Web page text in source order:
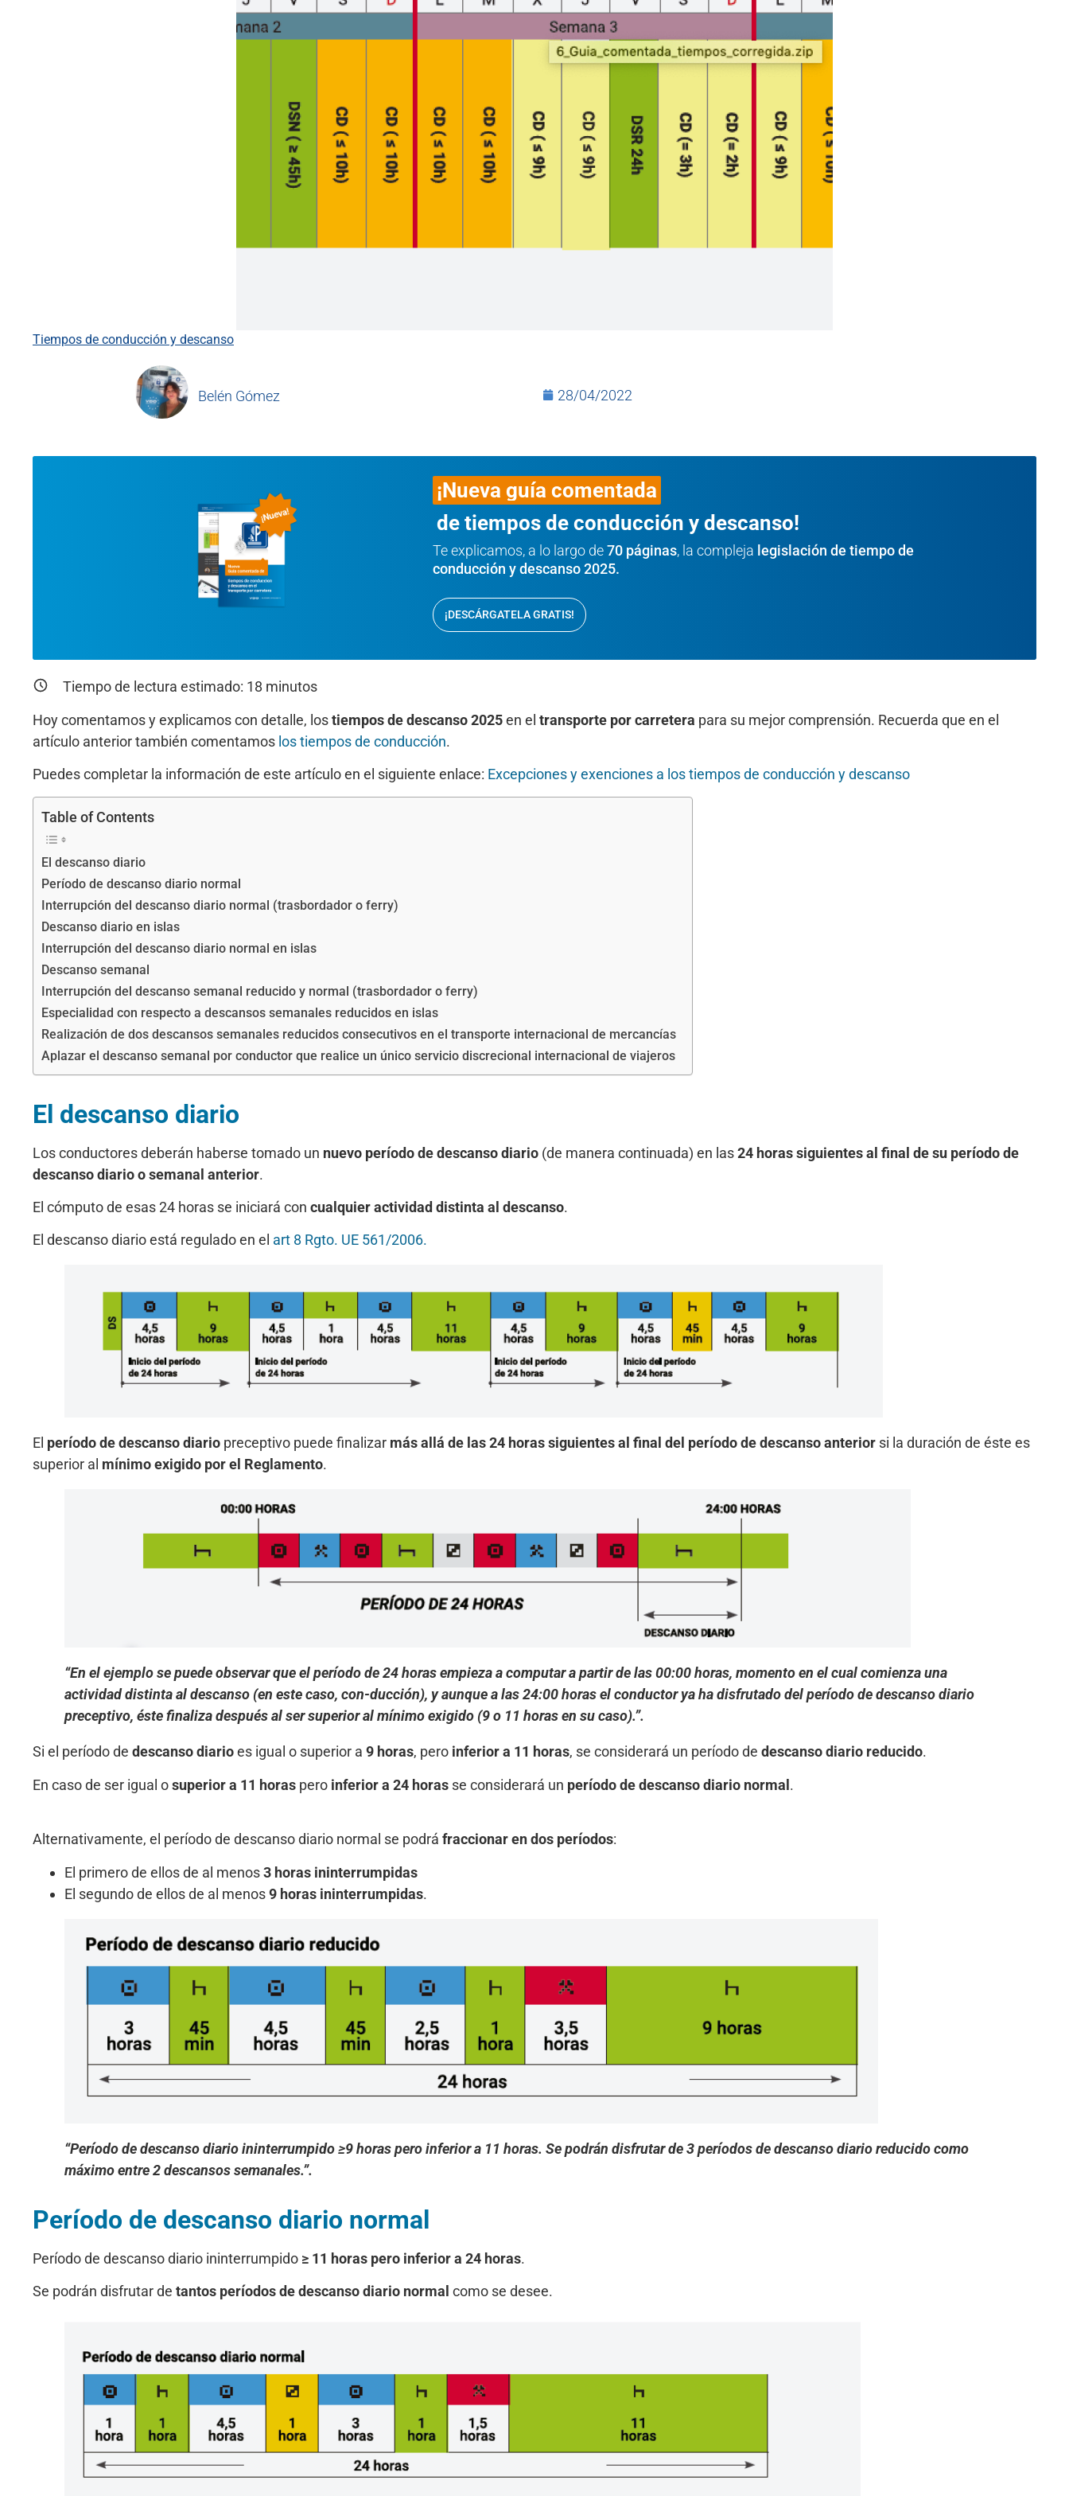
Tiempos de conducción y descanso
Belén Gómez 28/04/2022
¡Nueva guía comentada
de tiempos de conducción y descanso!
Te explicamos, a lo largo de70 páginas, la compleja legislación de tiempo de
conducción y descanso 2025.
¡DESCÁRGATELA GRATIS!
Tiempo de lectura estimado: 18 minutos
Hoy comentamos y explicamos con detalle, lostiempos de descanso 2025en el transporte por carretera para su mejor comprensión. Recuerda que en el
artículo anterior también comentamos los tiempos de conducción.
Puedes completar la información de este artículo en el siguiente enlace: Excepciones y exenciones a los tiempos de conducción y descanso
Table of Contents
El descanso diario
Período de descanso diario normal
Interrupción del descanso diario normal (trasbordador o ferry)
Descanso diario en islas
Interrupción del descanso diario normal en islas
Descanso semanal
Interrupción del descanso semanal reducido y normal (trasbordador o ferry)
Especialidad con respecto a descansos semanales reducidos en islas
Realización de dos descansos semanales reducidos consecutivos en el transporte internacional de mercancías
Aplazar el descanso semanal por conductor que realice un único servicio discrecional internacional de viajeros
El descanso diario
Los conductores deberán haberse tomado un nuevo período de descanso diario (de manera continuada) en las24 horas siguientes al final de su período de
descanso diario o semanal anterior.
El cómputo de esas 24 horas se iniciará con cualquier actividad distinta al descanso.
El descanso diario está regulado en el art 8 Rgto. UE 561/2006.
El período de descanso diario preceptivo puede finalizar más allá de las 24 horas siguientes al final del período de descanso anterior si la duración de éste es
superior al mínimo exigido por el Reglamento.
“En el ejemplo se puede observar que el período de 24 horas empieza a computar a partir de las 00:00 horas, momento en el cual comienza una
actividad distinta al descanso (en este caso, con-ducción), y aunque a las 24:00 horas el conductor ya ha disfrutado del período de descanso diario
preceptivo, éste finaliza después al ser superior al mínimo exigido (9 o 11 horas en su caso).”.
Si el período de descanso diarioes igual o superior a 9 horas, pero inferior a 11 horas, se considerará un período de descanso diario reducido.
En caso de ser igual osuperior a 11 horas pero inferior a 24 horas se considerará un período de descanso diario normal.
Alternativamente, el período de descanso diario normal se podrá fraccionar en dos períodos:
El primero de ellos de al menos3 horas ininterrumpidas
El segundo de ellos de al menos9 horas ininterrumpidas.
“Período de descanso diario ininterrumpido ≥9 horas pero inferior a 11 horas. Se podrán disfrutar de 3 períodos de descanso diario reducido como
máximo entre 2 descansos semanales.”.
Período de descanso diario normal
Período de descanso diario ininterrumpido ≥ 11 horas pero inferior a 24 horas.
Se podrán disfrutar de tantos períodos de descanso diario normal como se desee.